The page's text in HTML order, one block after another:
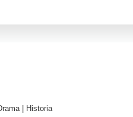
|
Historia